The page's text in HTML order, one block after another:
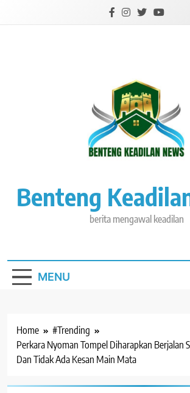
Benteng
berita mengawal keadilan
MENU
Home
#Trending
Perkara Nyoman Tompel Diharapkan Berjalan
Dan Tidak Ada Kesan Main Mata